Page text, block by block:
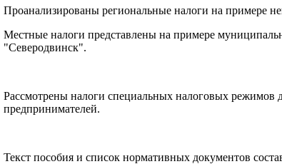
Проанализированы региональные налоги на примере
Местные налоги представлены на примере
"Северодвинск".
Рассмотрены налоги специальных налоговых
предпринимателей.
Текст пособия и список нормативных документов